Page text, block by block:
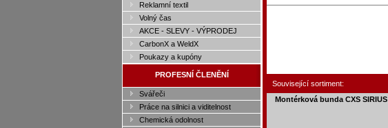
Reklamní textil
Volný čas
AKCE - SLEVY - VÝPRODEJ
CarbonX a WeldX
Poukazy a kupóny
PROFESNÍ ČLENĚNÍ
Svářeči
Práce na silnici a viditelnost
Chemická odolnost
Související sortiment:
Montérková bunda CXS SIRIUS